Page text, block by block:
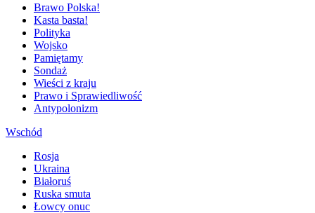
Brawo Polska!
Kasta basta!
Polityka
Wojsko
Pamiętamy
Sondaż
Wieści z kraju
Prawo i Sprawiedliwość
Antypolonizm
Wschód
Rosja
Ukraina
Białoruś
Ruska smuta
Łowcy onuc